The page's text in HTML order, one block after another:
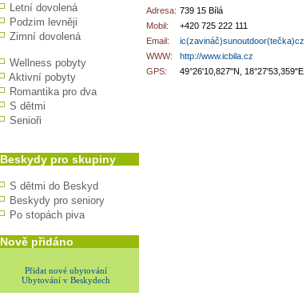
Letní dovolená
Podzim levněji
Zimní dovolená
Wellness pobyty
Aktivní pobyty
Romantika pro dva
S dětmi
Senioři
Beskydy pro skupiny
S dětmi do Beskyd
Beskydy pro seniory
Po stopách piva
Nově přidáno
Přidat nové ubytování
Ubytování v Beskydech
Adresa: 739 15 Bílá
Mobil:
+420 725 222 111
Email:
ic(zavináč)sunoutdoor(tečka)cz
WWW:
http://www.icbila.cz
GPS:
49°26'10,827"N, 18°27'53,359"E